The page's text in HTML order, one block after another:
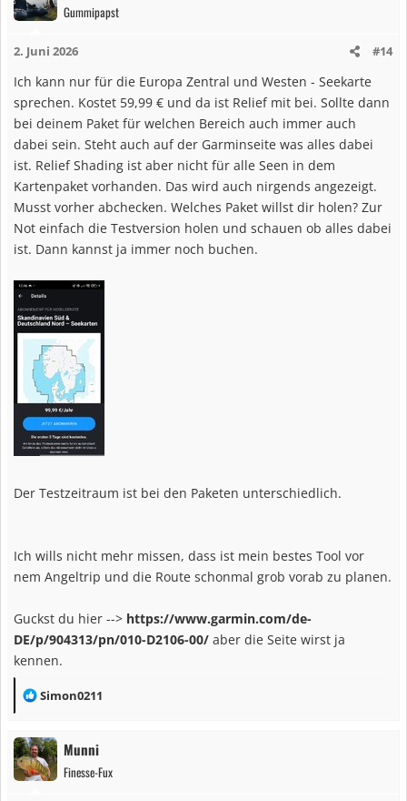
Gummipapst
2. Juni 2026 #14
Ich kann nur für die Europa Zentral und Westen - Seekarte
sprechen. Kostet 59,99 € und da ist Relief mit bei. Sollte dann
bei deinem Paket für welchen Bereich auch immer auch
dabei sein. Steht auch auf der Garminseite was alles dabei
ist. Relief Shading ist aber nicht für alle Seen in dem
Kartenpaket vorhanden. Das wird auch nirgends angezeigt.
Musst vorher abchecken. Welches Paket willst dir holen? Zur
Not einfach die Testversion holen und schauen ob alles dabei
ist. Dann kannst ja immer noch buchen.
Der Testzeitraum ist bei den Paketen unterschiedlich.
Ich wills nicht mehr missen, dass ist mein bestes Tool vor
nem Angeltrip und die Route schonmal grob vorab zu planen.
Guckst du hier --> https://www.garmin.com/de-
DE/p/904313/pn/010-D2106-00/ aber die Seite wirst ja
kennen.
R
a
k
t
Simon0211
Munni
Finesse-Fux